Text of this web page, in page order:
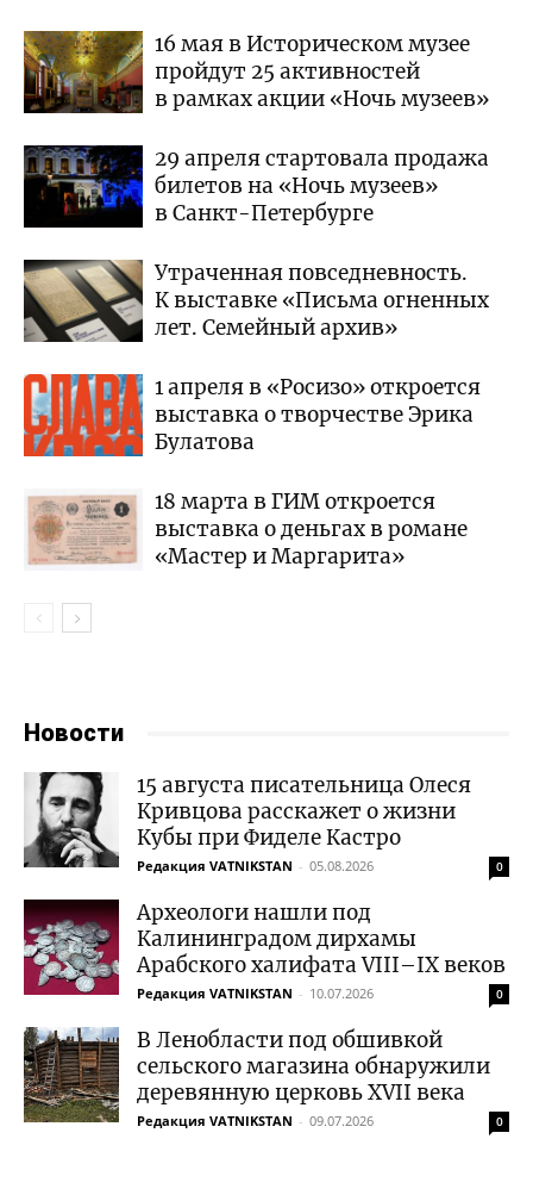
16 мая в Историческом музее
пройдут 25 активностей
в рамках акции «Ночь музеев»
29 апреля стартовала продажа
билетов на «Ночь музеев»
в Санкт-Петербурге
Утраченная повседневность.
К выставке «Письма огненных
лет. Семейный архив»
1 апреля в «Росизо» откроется
выставка о творчестве Эрика
Булатова
18 марта в ГИМ откроется
выставка о деньгах в романе
«Мастер и Маргарита»
Новости
15 августа писательница Олеся
Кривцова расскажет о жизни
Кубы при Фиделе Кастро
Редакция VATNIKSTAN - 05.08.2026 0
Археологи нашли под
Калининградом дирхамы
Арабского халифата VIII–IX веков
Редакция VATNIKSTAN - 10.07.2026 0
В Ленобласти под обшивкой
сельского магазина обнаружили
деревянную церковь XVII века
Редакция VATNIKSTAN - 09.07.2026 0